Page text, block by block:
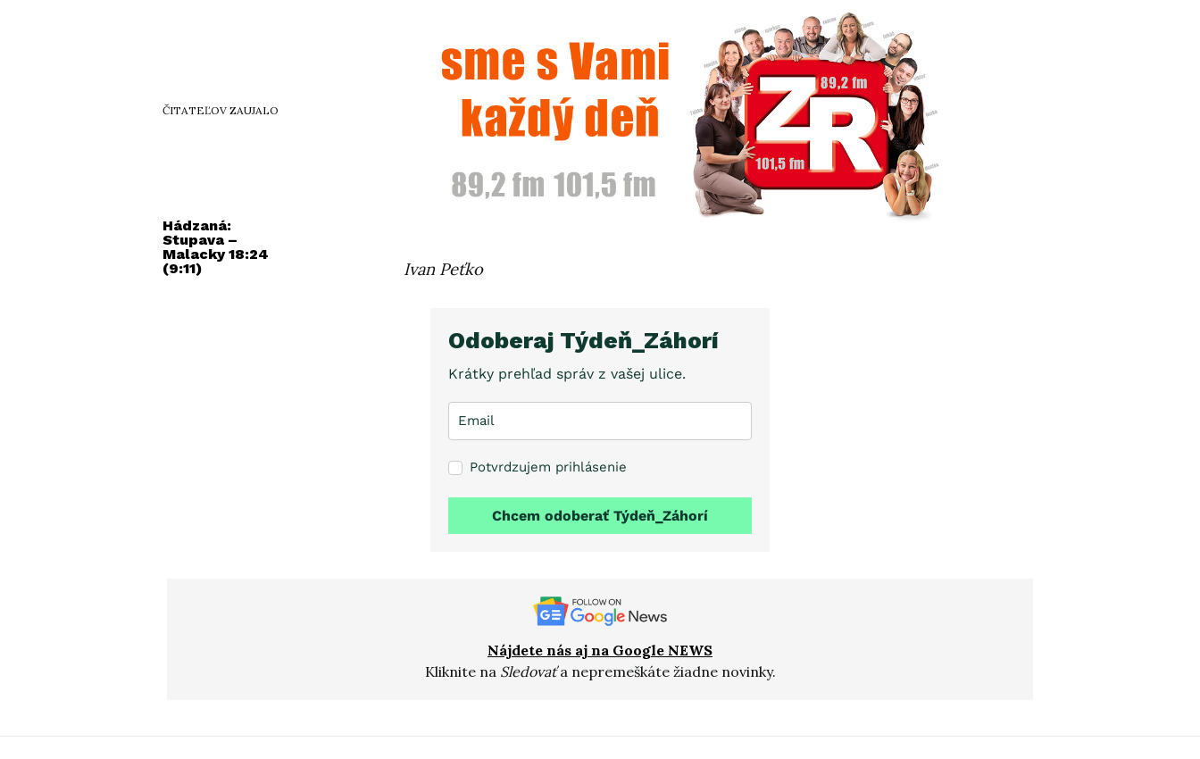
ČITATEĽOV ZAUJALO
Hádzaná:
Stupava –
Malacky 18:24
(9:11)
Ivan Peťko
Odoberaj Týdeň_Záhorí
Krátky prehľad správ z vašej ulice.
Potvrdzujem prihlásenie
Chcem odoberať Týdeň_Záhorí
Nájdete nás aj na Google NEWS
Kliknite na Sledovaťa nepremeškáte žiadne novinky.